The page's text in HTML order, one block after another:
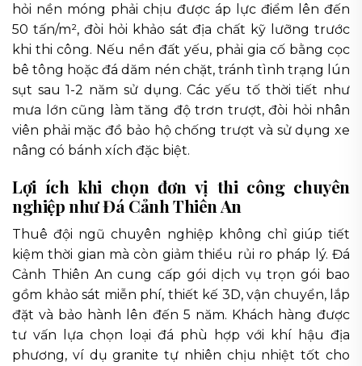
hỏi nền móng phải chịu được áp lực điểm lên đến
50 tấn/m², đòi hỏi khảo sát địa chất kỹ lưỡng trước
khi thi công. Nếu nền đất yếu, phải gia cố bằng cọc
bê tông hoặc đá dăm nén chặt, tránh tình trạng lún
sụt sau 1-2 năm sử dụng. Các yếu tố thời tiết như
mưa lớn cũng làm tăng độ trơn trượt, đòi hỏi nhân
viên phải mặc đồ bảo hộ chống trượt và sử dụng xe
nâng có bánh xích đặc biệt.
Lợi ích khi chọn đơn vị thi công chuyên
nghiệp như Đá Cảnh Thiên An
Thuê đội ngũ chuyên nghiệp không chỉ giúp tiết
kiệm thời gian mà còn giảm thiểu rủi ro pháp lý. Đá
Cảnh Thiên An cung cấp gói dịch vụ trọn gói bao
gồm khảo sát miễn phí, thiết kế 3D, vận chuyển, lắp
đặt và bảo hành lên đến 5 năm. Khách hàng được
tư vấn lựa chọn loại đá phù hợp với khí hậu địa
phương, ví dụ granite tự nhiên chịu nhiệt tốt cho